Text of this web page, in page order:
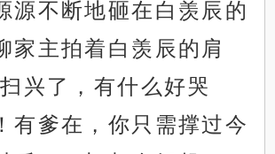
源不断地砸在白羡辰的
家主拍着白羡辰的肩
兴了，有什么好哭
有爹在，你只需撑过今